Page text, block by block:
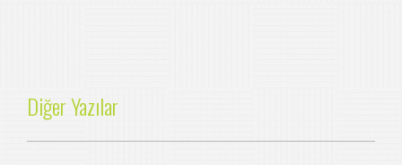
Diğer Yazılar